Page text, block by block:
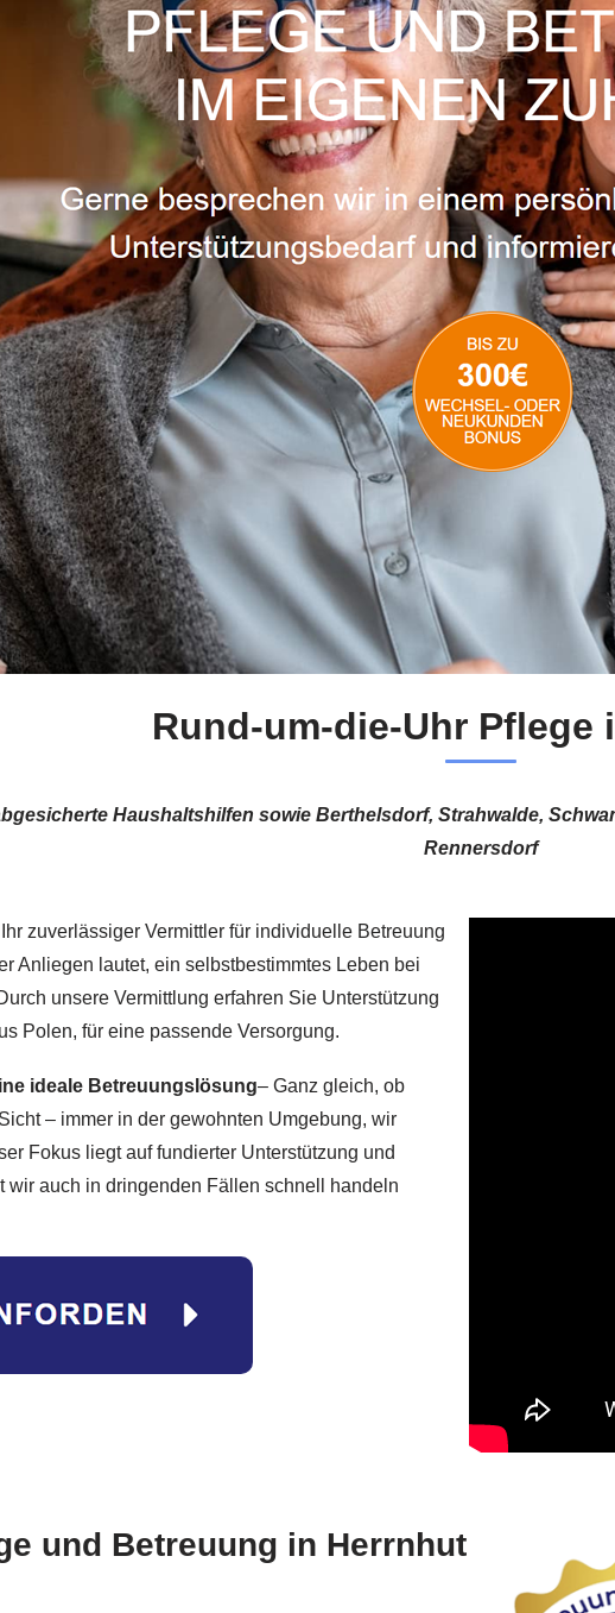
Rund-um-die-Uhr Pflege
Haushaltshilfen sowie Berthelsdorf, Strahwalde,
Rennersdorf
zuverlässiger Vermittler für individuelle Betreuung
Anliegen lautet, ein selbstbestimmtes Leben bei
unsere Vermittlung erfahren Sie Unterstützung
Polen, für eine passende Versorgung.
ideale Betreuungslösung– Ganz gleich, ob
– immer in der gewohnten Umgebung, wir
Fokus liegt auf fundierter Unterstützung und
wir auch in dringenden Fällen schnell handeln
und Betreuung in Herrnhut